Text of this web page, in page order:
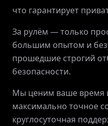
что гарантирует
За рулём — только
большим опытом и
прошедшие строгий
безопасности.
Мы ценим ваше время
максимально точное
круглосуточная